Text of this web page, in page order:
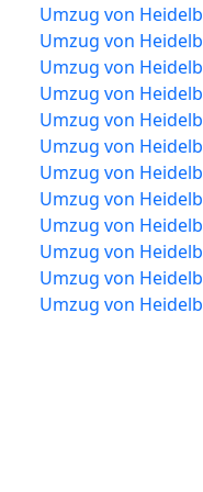
Umzug von
Umzug von
Umzug von
Umzug von
Umzug von
Umzug von
Umzug von
Umzug von
Umzug von
Umzug von
Umzug von
Umzug von